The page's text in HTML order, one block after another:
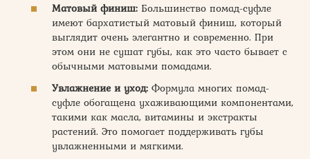
Матовый финиш: Большинство помад-суфле
имеют бархатистый матовый финиш, который
выглядит очень элегантно и современно. При
этом они не сушат губы, как это часто бывает с
обычными матовыми помадами.
Увлажнение и уход: Формула многих помад-
суфле обогащена ухаживающими компонентами,
такими как масла, витамины и экстракты
растений. Это помогает поддерживать губы
увлажненными и мягкими.